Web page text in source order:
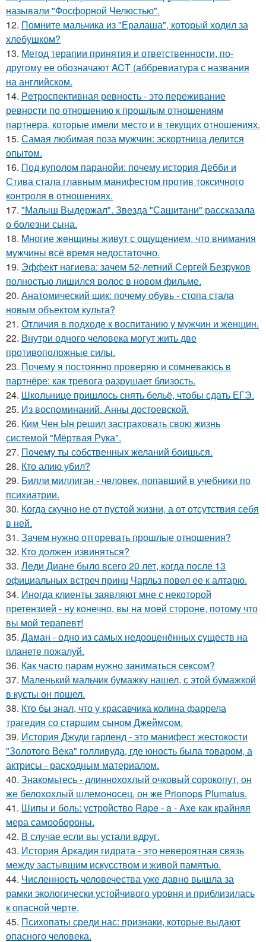
называли "Фосфорной Челюстью".
12. Помните мальчика из "Ералаша", который ходил за
хлебушком?
13. Метод терапии принятия и ответственности, по-
другому ее обозначают ACT (аббревиатура с названия
на английском.
14. Peтроспективная ревность - это переживание
ревности по отношению к прошлым отношениям
партнера, которые имели место и в текущих отношениях.
15. Самая любимая поза мужчин: эскортница делится
опытом.
16. Под куполом паранойи: почему история Дебби и
Стива стала главным манифестом против токсичного
контроля в отношениях.
17. "Малыш Выдержал". Звезда "Сашитани" рассказала
о болезни сына.
18. Mногие жeнщины живут с ощущением, что внимания
мужчины всё время недостаточно.
19. Эффект нагиева: зачем 52-летний Сергей Безруков
полностью лишился волос в новом фильме.
20. Анатомический шик: почему обувь - стопа стала
новым объектом культа?
21. Oтличия в подходе к воспитанию у мужчин и женщин.
22. Внутри одного человека могут жить две
противоположные силы.
23. Почему я постоянно проверяю и сомневаюсь в
партнёре: как тревога разрушает близость.
24. Школьнице пришлось снять бельё, чтобы сдать ЕГЭ.
25. Из воспоминаний. Анны достоевской.
26. Ким Чен Ын решил застраховать свою жизнь
системой "Мёртвая Рука".
27. Почему ты собственных желаний боишься.
28. Кто алию убил?
29. Билли миллиган - чeловек, попавший в учебники по
психиатрии.
30. Когда скучно не от пустой жизни, а от отсутствия себя
в ней.
31. Зачем нужно отгоревать прошлые отношения?
32. Кто должен извиняться?
33. Леди Диане было всего 20 лет, когда после 13
официальных встреч принц Чарльз повел ее к алтарю.
34. Иногда клиенты заявляют мне с некоторой
претензией - ну конечно, вы на моей стороне, потому что
вы мой терапевт!
35. Даман - одно из самых недооценённых существ на
планете пожалуй.
36. Как часто парам нужно заниматься сексом?
37. Маленький мальчик бумажку нашел, с этой бумажкой
в кусты он пошел.
38. Кто бы знал, что у красавчика колина фаррела
трагедия со старшим сыном Джеймсом.
39. История Джуди гарленд - это манифест жестокости
"Золотого Века" голливуда, где юность была товаром, а
актрисы - расходным материалом.
40. Знакомьтесь - длиннохохлый очковый сорокопут, он
же белохохлый шлемоносец, он же Prionops Plumatus.
41. Шипы и боль: устройство Rape - a - Axe как крайняя
мера самообороны.
42. В случае если вы устали вдруг.
43. История Аркадия гидрата - это невероятная связь
между застывшим искусством и живой памятью.
44. Численность человечества уже давно вышла за
рамки экологически устойчивого уровня и приблизилась
к опасной черте.
45. Психопаты среди нас: признаки, которые выдают
опасного человека.